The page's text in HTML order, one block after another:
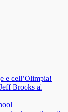
e dell’Olimpia!
Brooks al